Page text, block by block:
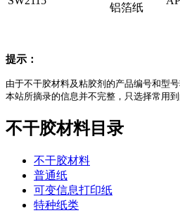
铝箔纸
提示：
由于不干胶材料及粘胶剂的产品编号和型号
本站所摘录的信息并不完整，只选择常用
不干胶材料目录
不干胶材料
普通纸
可变信息打印纸
特种纸类